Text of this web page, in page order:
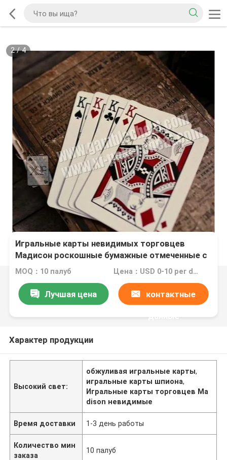
2/4
Игральные карты невидимых торговцев
Мадисон роскошные бумажные отмеченные с
чернилами для объективов точности
MOQ：10 палуб Цена：USD 0-10 per deck
Лучшая цена контактные
данные
Характер продукции
Высокий свет:
обжуливая игральные карты,
игральные карты шпиона,
Игральные карты торговцев Ma
dison невидимые
Время доставки 1-3 день работы
Количество мин
заказа
10 палуб